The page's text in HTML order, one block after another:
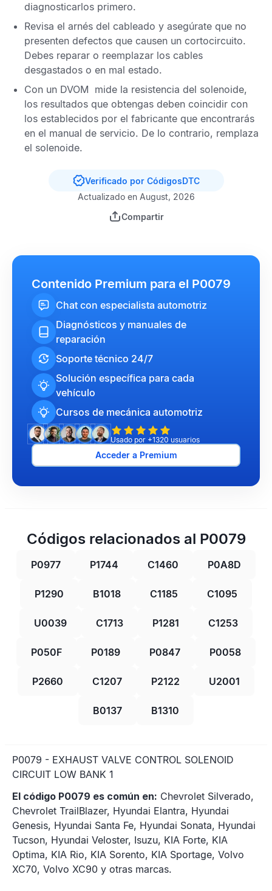
diagnosticarlos primero.
Revisa el arnés del cableado y asegúrate que no
presenten defectos que causen un cortocircuito.
Debes reparar o reemplazar los cables
desgastados o en mal estado.
Con un DVOM mide la resistencia del solenoide,
los resultados que obtengas deben coincidir con
los establecidos por el fabricante que encontrarás
en el manual de servicio. De lo contrario, remplaza
el solenoide.
Verificado por CódigosDTC
Actualizado en August, 2026
Compartir
Contenido Premium para el P0079
Chat con especialista automotriz
Diagnósticos y manuales de
reparación
Soporte técnico 24/7
Solución específica para cada
vehículo
Cursos de mecánica automotriz
Usado por +1320 usuarios
Acceder a Premium
Códigos relacionados al P0079
P0977 P1744 C1460 P0A8D
P1290 B1018 C1185 C1095
U0039 C1713 P1281 C1253
P050F P0189 P0847 P0058
P2660 C1207 P2122 U2001
B0137 B1310
P0079 - EXHAUST VALVE CONTROL SOLENOID
CIRCUIT LOW BANK 1
El código P0079 es común en: Chevrolet Silverado,
Chevrolet TrailBlazer, Hyundai Elantra, Hyundai
Genesis, Hyundai Santa Fe, Hyundai Sonata, Hyundai
Tucson, Hyundai Veloster, Isuzu, KIA Forte, KIA
Optima, KIA Rio, KIA Sorento, KIA Sportage, Volvo
XC70, Volvo XC90 y otras marcas.